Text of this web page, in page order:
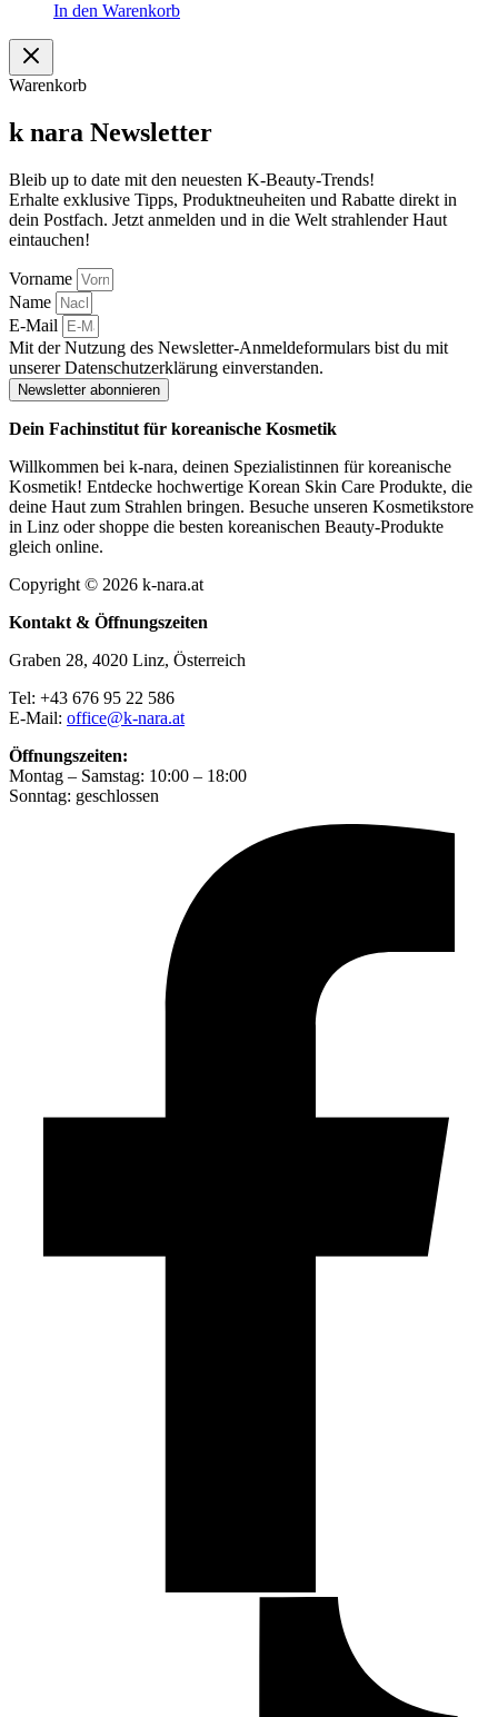
In den Warenkorb
Warenkorb
k nara Newsletter
Bleib up to date mit den neuesten K-Beauty-Trends!
Erhalte exklusive Tipps, Produktneuheiten und Rabatte direkt in
dein Postfach. Jetzt anmelden und in die Welt strahlender Haut
eintauchen!
Vorname
Name
E-Mail
Mit der Nutzung des Newsletter-Anmeldeformulars bist du mit
unserer Datenschutzerklärung einverstanden.
Newsletter abonnieren
Dein Fachinstitut für koreanische Kosmetik
Willkommen bei k-nara, deinen Spezialistinnen für koreanische
Kosmetik! Entdecke hochwertige Korean Skin Care Produkte, die
deine Haut zum Strahlen bringen. Besuche unseren Kosmetikstore
in Linz oder shoppe die besten koreanischen Beauty-Produkte
gleich online.
Copyright © 2026 k-nara.at
Kontakt & Öffnungszeiten
Graben 28, 4020 Linz, Österreich
Tel: +43 676 95 22 586
E-Mail: office@k-nara.at
Öffnungszeiten:
Montag – Samstag: 10:00 – 18:00
Sonntag: geschlossen